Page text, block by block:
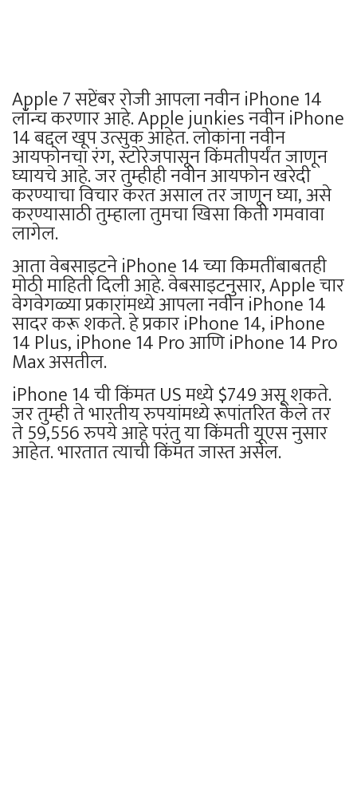
Apple 7 सप्टेंबर रोजी आपला नवीन iPhone 14
लॉन्च करणार आहे. Apple junkies नवीन iPhone
14 बद्दल खूप उत्सुक आहेत. लोकांना नवीन
आयफोनचा रंग, स्टोरेजपासून किंमतीपर्यंत जाणून
घ्यायचे आहे. जर तुम्हीही नवीन आयफोन खरेदी
करण्याचा विचार करत असाल तर जाणून घ्या, असे
करण्यासाठी तुम्हाला तुमचा खिसा किती गमवावा
लागेल.
आता वेबसाइटने iPhone 14 च्या किमतींबाबतही
मोठी माहिती दिली आहे. वेबसाइटनुसार, Apple चार
वेगवेगळ्या प्रकारांमध्ये आपला नवीन iPhone 14
सादर करू शकते. हे प्रकार iPhone 14, iPhone
14 Plus, iPhone 14 Pro आणि iPhone 14 Pro
Max असतील.
iPhone 14 ची किंमत US मध्ये $749 असू शकते.
जर तुम्ही ते भारतीय रुपयांमध्ये रूपांतरित केले तर
ते 59,556 रुपये आहे परंतु या किंमती यूएस नुसार
आहेत. भारतात त्याची किंमत जास्त असेल.